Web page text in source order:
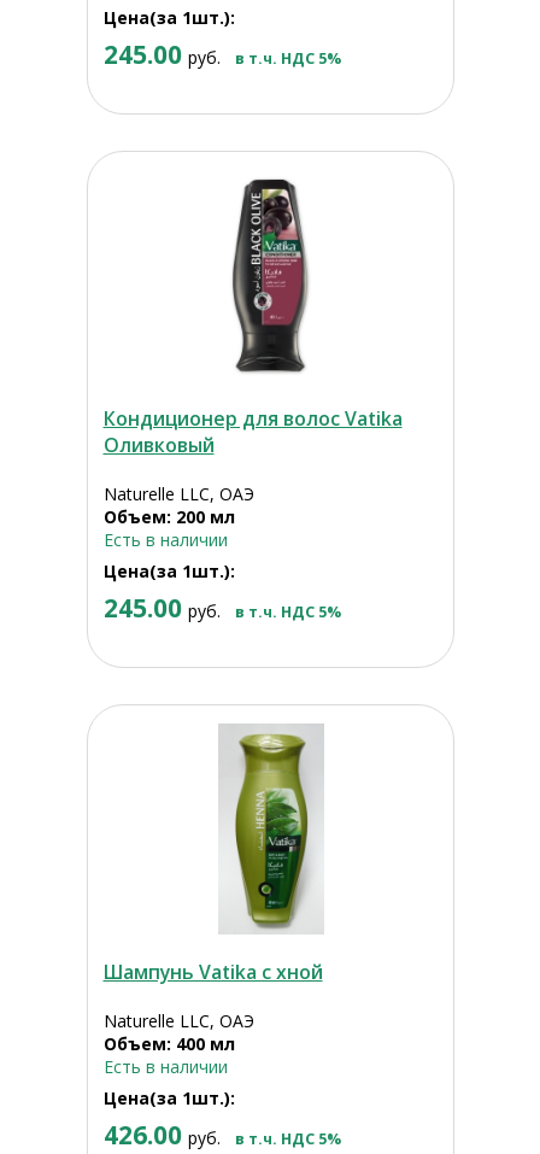
Цена(за 1шт.):
245.00 руб. в т.ч. НДС 5%
Кондиционер для волос Vatika
Оливковый
Naturelle LLC, ОАЭ
Объем: 200 мл
Есть в наличии
Цена(за 1шт.):
245.00 руб. в т.ч. НДС 5%
Шампунь Vatika с хной
Naturelle LLC, ОАЭ
Объем: 400 мл
Есть в наличии
Цена(за 1шт.):
426.00 руб. в т.ч. НДС 5%